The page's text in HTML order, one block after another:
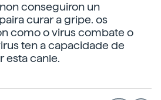
conseguiron un
curar a gripe. os
como o virus combate o
ten a capacidade de
esta canle.